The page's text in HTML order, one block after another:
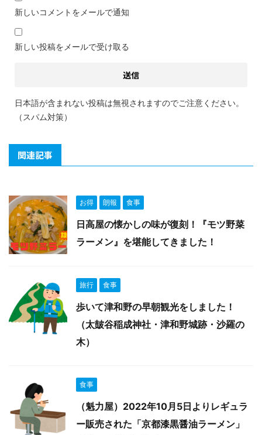
新しいコメントをメールで通知
新しい投稿をメールで受け取る
日本語が含まれない投稿は無視されますのでご注意ください。
（スパム対策）
関連記事
お得 朗報 食事
日高屋の懐かしの味が復刻！『モツ野菜
ラーメン』を堪能してきました！
旅行 食事
歩いて津和野の早朝観光をしました！
（太皷谷稲成神社・津和野城跡・沙羅の
木）
食事
（魁力屋）2022年10月5日よりレギュラ
ー販売された「京都漆黒醤油ラーメン」